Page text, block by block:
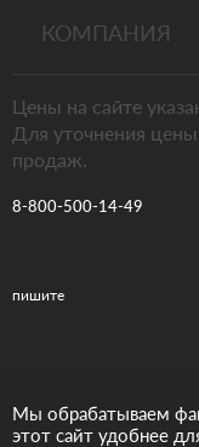
8-800-500-14-49
пишите
Цены на сайте
Для уточнения
продаж.
КОМПАНИЯ
Мы обрабатываем
этот сайт удобнее